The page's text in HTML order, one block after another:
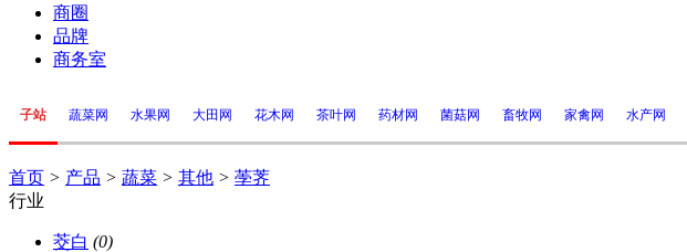
商圈
品牌
商务室
子站 蔬菜网 水果网 大田网 花木网 茶叶网 药材网 菌菇网 畜牧网 家禽网 水产网
首页 > 产品 > 蔬菜 > 其他 > 荸荠
行业
茭白 (0)